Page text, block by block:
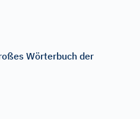
Wörterbuch der